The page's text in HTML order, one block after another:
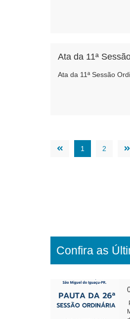
Ata da 11ª
Ata da 11ª Sessão
1 2
Confira as